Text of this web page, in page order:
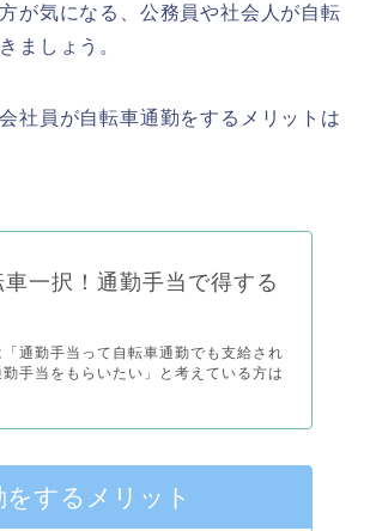
が気になる、公務員や社会人が自転
ましょう。
社員が自転車通勤をするメリットは
一択！通勤手当で得する
通勤手当って自転車通勤でも支給され
手当をもらいたい」と考えている方は
するメリット